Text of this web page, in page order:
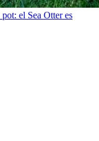
el Sea Otter es